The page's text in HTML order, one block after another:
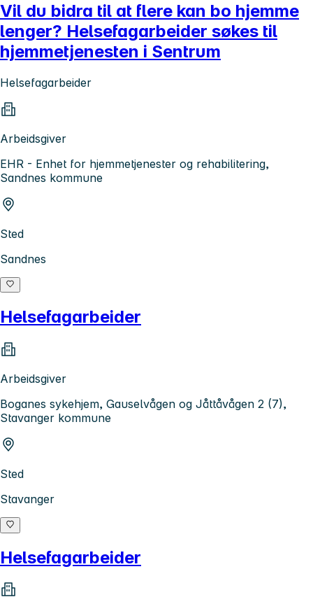
Vil du bidra til at flere kan bo hjemme
lenger? Helsefagarbeider søkes til
hjemmetjenesten i Sentrum
Helsefagarbeider
Arbeidsgiver
EHR - Enhet for hjemmetjenester og rehabilitering,
Sandnes kommune
Sted
Sandnes
Helsefagarbeider
Arbeidsgiver
Boganes sykehjem, Gauselvågen og Jåttåvågen 2 (7),
Stavanger kommune
Sted
Stavanger
Helsefagarbeider